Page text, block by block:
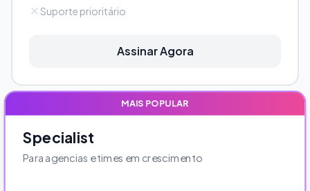
Suporte prioritário
Assinar Agora
MAIS POPULAR
Specialist
Para agencias e times em crescimento